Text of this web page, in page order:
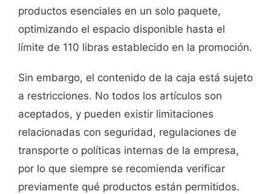
productos esenciales en un solo paquete,
optimizando el espacio disponible hasta el
límite de 110 libras establecido en la promoción.
Sin embargo, el contenido de la caja está sujeto
a restricciones. No todos los artículos son
aceptados, y pueden existir limitaciones
relacionadas con seguridad, regulaciones de
transporte o políticas internas de la empresa,
por lo que siempre se recomienda verificar
previamente qué productos están permitidos.